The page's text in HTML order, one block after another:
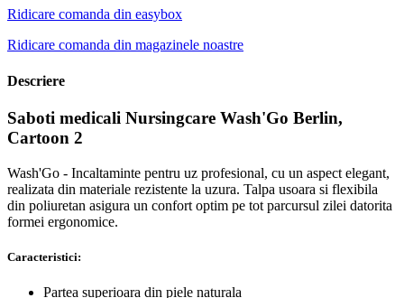
Ridicare comanda din easybox
Ridicare comanda din magazinele noastre
Descriere
Saboti medicali Nursingcare Wash'Go Berlin,
Cartoon 2
Wash'Go - Incaltaminte pentru uz profesional, cu un aspect elegant,
realizata din materiale rezistente la uzura. Talpa usoara si flexibila
din poliuretan asigura un confort optim pe tot parcursul zilei datorita
formei ergonomice.
Caracteristici:
Partea superioara din piele naturala